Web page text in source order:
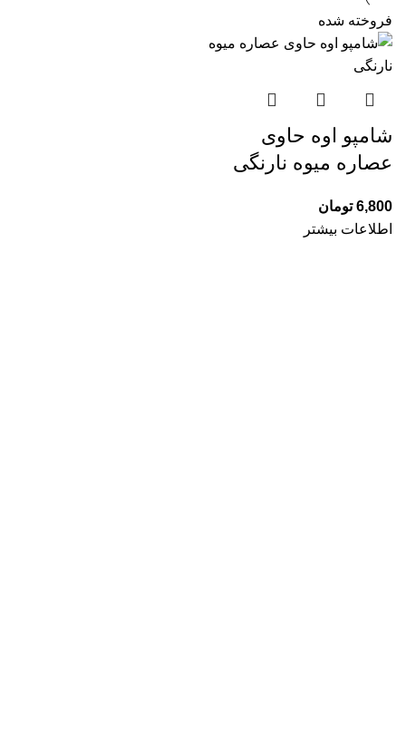
فروخته شده
شامپو اوه حاوی
عصاره میوه نارنگی
6,800 تومان
اطلاعات بیشتر